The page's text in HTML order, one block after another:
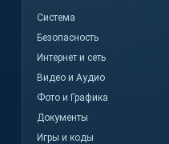
Система
Безопасность
Интернет и сеть
Видео и Аудио
Фото и Графика
Документы
Игры и коды